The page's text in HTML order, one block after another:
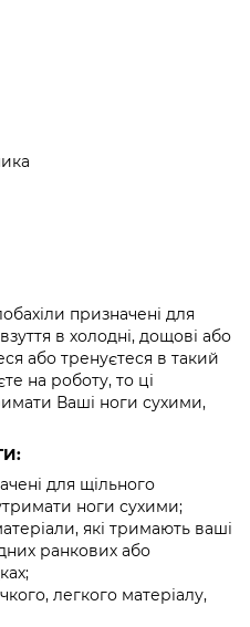
призначені для
в холодні, дощові або
або тренуєтеся в такий
на роботу, то ці
Ваші ноги сухими,
для щільного
ноги сухими;
які тримають ваші
ранкових або
легкого матеріалу,